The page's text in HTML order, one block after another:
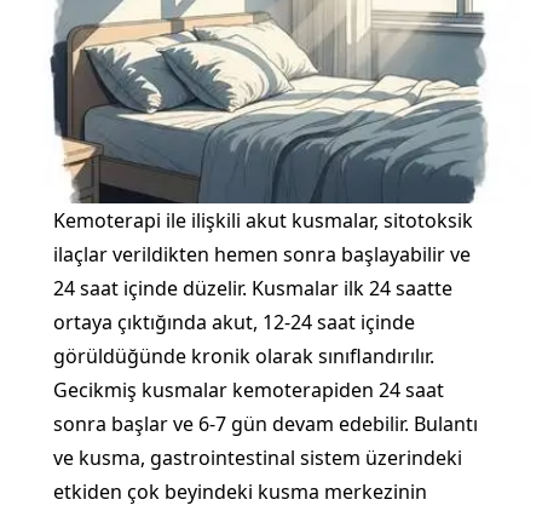
Kemoterapi ile ilişkili akut kusmalar, sitotoksik
ilaçlar verildikten hemen sonra başlayabilir ve
24 saat içinde düzelir. Kusmalar ilk 24 saatte
ortaya çıktığında akut, 12-24 saat içinde
görüldüğünde kronik olarak sınıflandırılır.
Gecikmiş kusmalar kemoterapiden 24 saat
sonra başlar ve 6-7 gün devam edebilir. Bulantı
ve kusma, gastrointestinal sistem üzerindeki
etkiden çok beyindeki kusma merkezinin